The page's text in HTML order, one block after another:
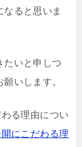
ると思いま
たいと申しつ
いします。
る理由につい
にこだわる理